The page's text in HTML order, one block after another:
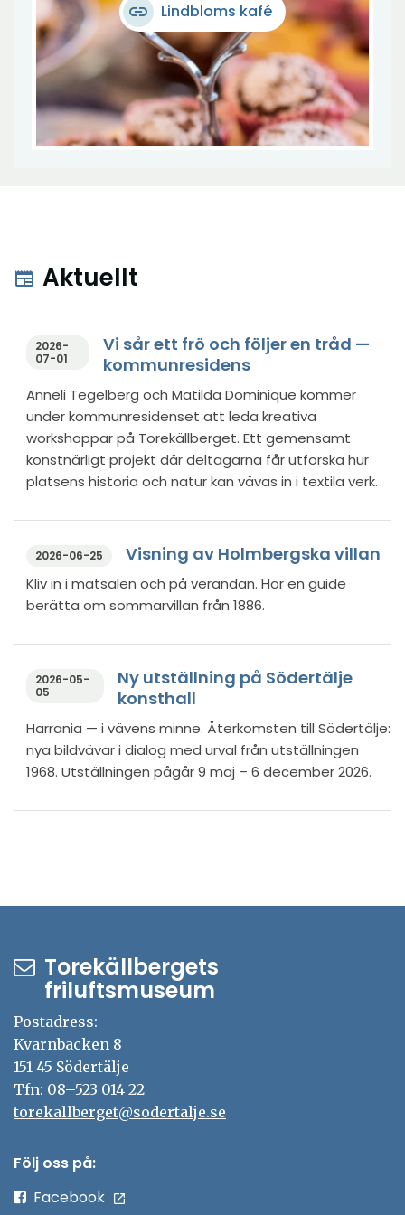
link Lindbloms kafé
newspaper Aktuellt
2026-
07-01
Vi sår ett frö och följer en tråd —
kommunresidens
Anneli Tegelberg och Matilda Dominique kommer
under kommunresidenset att leda kreativa
workshoppar på Torekällberget. Ett gemensamt
konstnärligt projekt där deltagarna får utforska hur
platsens historia och natur kan vävas in i textila verk.
2026-06-25 Visning av Holmbergska villan
Kliv in i matsalen och på verandan. Hör en guide
berätta om sommarvillan från 1886.
2026-05-
05
Ny utställning på Södertälje
konsthall
Harrania — i vävens minne. Återkomsten till Södertälje:
nya bildvävar i dialog med urval från utställningen
1968. Utställningen pågår 9 maj – 6 december 2026.
Torekällbergets
friluftsmuseum
Postadress:
Kvarnbacken 8
151 45 Södertälje
Tfn: 08–523 014 22
torekallberget@sodertalje.se
Följ oss på:
Facebook